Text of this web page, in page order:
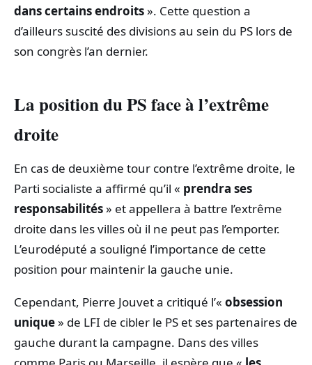
dans certains endroits». Cette question a
d’ailleurs suscité des divisions au sein du PS lors de
son congrès l’an dernier.
La position du PS face à l’extrême
droite
En cas de deuxième tour contre l’extrême droite, le
Parti socialiste a affirmé qu’il « prendra ses
responsabilités» et appellera à battre l’extrême
droite dans les villes où il ne peut pas l’emporter.
L’eurodéputé a souligné l’importance de cette
position pour maintenir la gauche unie.
Cependant, Pierre Jouvet a critiqué l’« obsession
unique» de LFI de cibler le PS et ses partenaires de
gauche durant la campagne. Dans des villes